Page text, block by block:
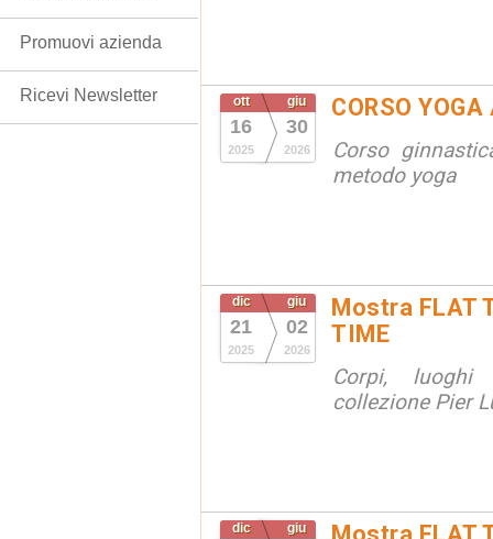
ott
16
2025
giu
30
2026
CORSO
Corso
metodo yoga
dic
21
2025
giu
02
2026
Mostra FLAT
TIME
Corpi,
collezione Pier
dic giu
Promuovi azienda
Ricevi Newsletter